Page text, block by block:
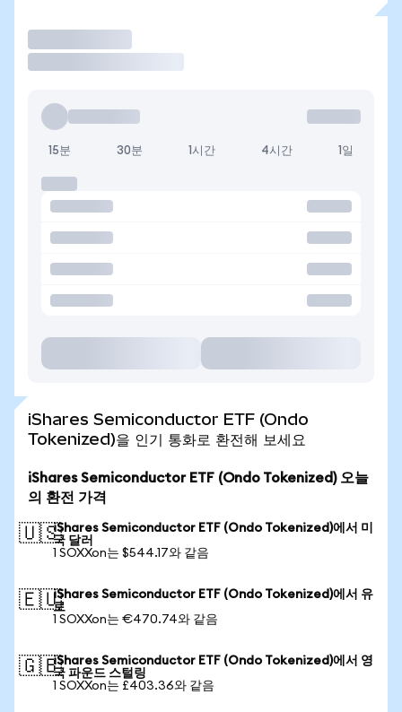
15분 30분 1시간 4시간 1일
iShares Semiconductor ETF (Ondo
Tokenized)을 인기 통화로 환전해 보세요
iShares Semiconductor ETF (Ondo Tokenized) 오늘
의 환전 가격
🇺🇸iShares Semiconductor ETF (Ondo Tokenized)에서 미
국 달러
1 SOXXon는 $544.17와 같음
🇪🇺iShares Semiconductor ETF (Ondo Tokenized)에서 유
로
1 SOXXon는 €470.74와 같음
🇬🇧iShares Semiconductor ETF (Ondo Tokenized)에서 영
국 파운드 스털링
1 SOXXon는 £403.36와 같음